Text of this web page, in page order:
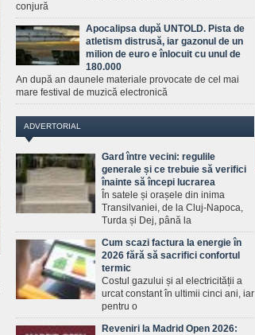
conjură
Apocalipsa după UNTOLD. Pista de
atletism distrusă, iar gazonul de un
milion de euro e înlocuit cu unul de
180.000
An după an daunele materiale provocate de cel mai
mare festival de muzică electronică
ADVERTORIAL
Gard între vecini: regulile
generale și ce trebuie să verifici
înainte să începi lucrarea
În satele și orașele din inima
Transilvaniei, de la Cluj-Napoca,
Turda și Dej, până la
Cum scazi factura la energie în
2026 fără să sacrifici confortul
termic
Costul gazului și al electricității a
urcat constant în ultimii cinci ani, iar
pentru o
Reveniri la Madrid Open 2026: